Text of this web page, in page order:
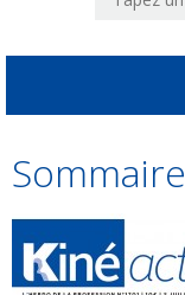
Sommaire